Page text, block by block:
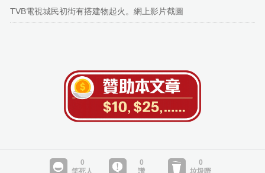
TVB電視城民初街有搭建物起火。網上影片截圖